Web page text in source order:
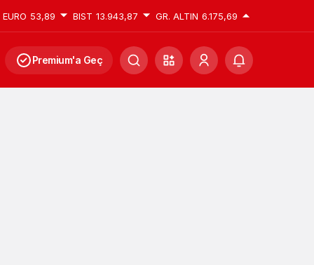
EURO 53,89 BIST 13.943,87 GR. ALTIN 6.175,69
Premium'a Geç